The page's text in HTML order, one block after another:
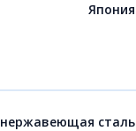
Япония
нержавеющая сталь